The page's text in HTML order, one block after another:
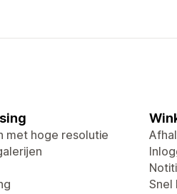
met hoge resolutie
Snel